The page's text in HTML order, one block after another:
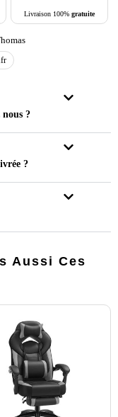
Livraison 100%gratuite
?
?
Aussi Ces